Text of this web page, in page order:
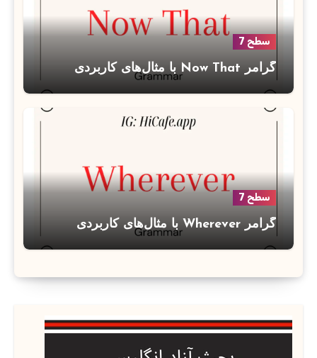
سطح 7
گرامر Now That با مثال‌های کاربردی
سطح 7
گرامر Wherever با مثال‌های کاربردی